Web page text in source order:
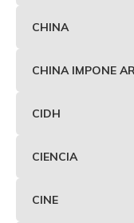
CHINA
CHINA IMPONE
CIDH
CIENCIA
CINE